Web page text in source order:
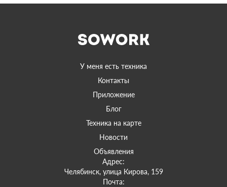
У меня есть техника
Контакты
Приложение
Блог
Техника на карте
Новости
Объявления
Адрес:
Челябинск, улица Кирова, 159
Почта: